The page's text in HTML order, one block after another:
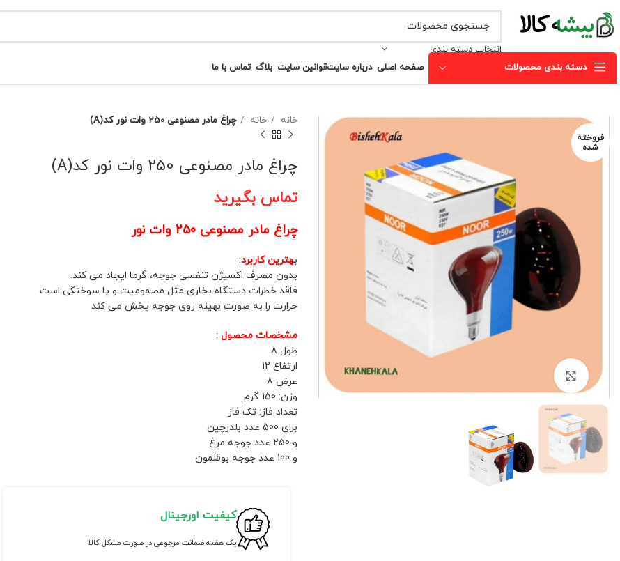
انتخاب دسته بندی
دسته بندی محصولات صفحه اصلی درباره سایتقوانین سایت بلاگ تماس با ما
فروخته
شده
خانه خانه چراغ مادر مصنوعی 250 وات نور کد(A)
چراغ مادر مصنوعی 250 وات نور کد(A)
تماس بگیرید
چراغ مادر مصنوعی 250 وات نور
بهترین کاربرد:
بدون مصرف اکسیژن تنفسی جوجه، گرما ایجاد می کند.
فاقد خطرات دستگاه بخاری مثل مصمومیت و یا سوختگی است
حرارت را به صورت بهینه روی جوجه پخش می کند
مشخصات محصول :
طول 8
ارتفاع 12
عرض 8
وزن: 150 گرم
تعداد فاز: تک فاز
برای 500 عدد بلدرچین
و 250 عدد جوجه مرغ
و 100 عدد جوجه بوقلمون
کیفیت اورجینال
یک هفته ضمانت مرجوعی در صورت مشکل کالا